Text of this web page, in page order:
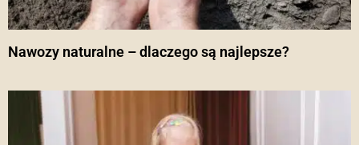
Nawozy naturalne – dlaczego są najlepsze?